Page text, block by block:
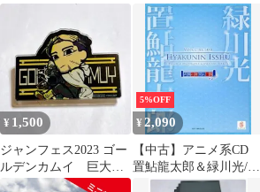
¥ 1,500
ジャンフェス2023 ゴー
ルデンカムイ 巨大ガ
ラポン B賞 アクリル
5%OFF
¥ 2,090
【中古】アニメ系CD
置鮎龍太郎＆緑川光/声
優小倉百人一首